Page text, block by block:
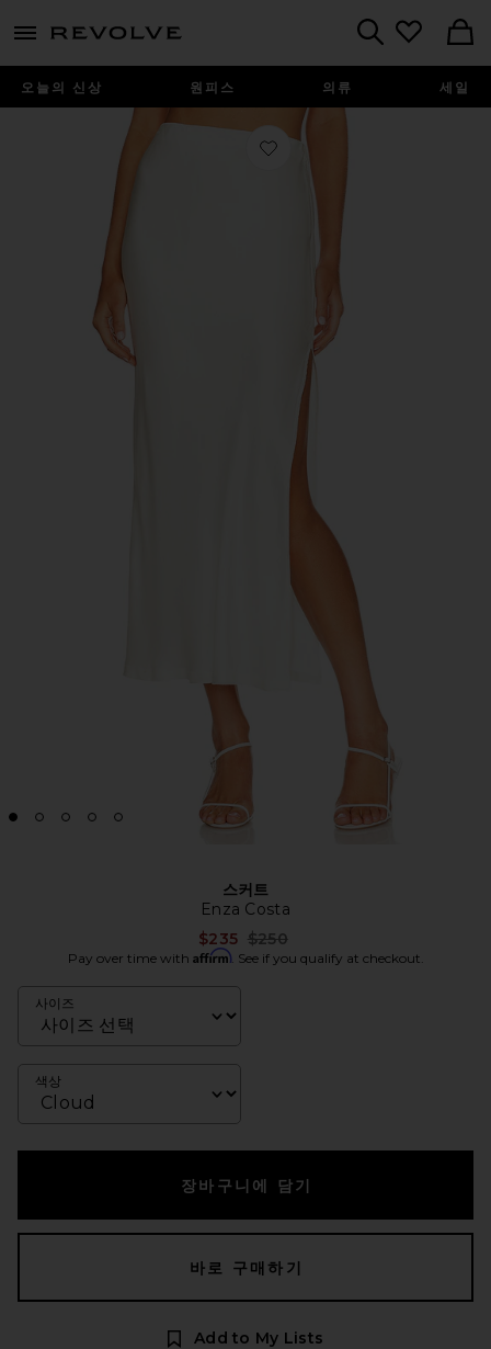
menu - shows more content
오늘의 신상 원피스 의류 세일
찜상품 스커트
스커트
Enza Costa
$235 Previous price:
$250
Pay over time with Affirm. See if you qualify at checkout.
사이즈
색상
장바구니에 담기
바로 구매하기
Add to My Lists